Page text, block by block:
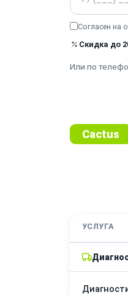
Согласен на
Скидка до
Или по
Cactus
УСЛУГА